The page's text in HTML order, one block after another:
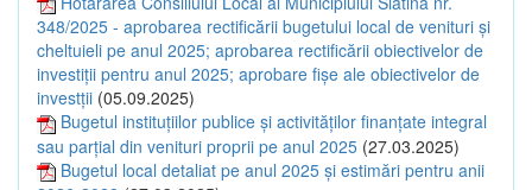
348/2025 - aprobarea rectificării bugetului local de venituri și
cheltuieli pe anul 2025; aprobarea rectificării obiectivelor de
investiții pentru anul 2025; aprobare fișe ale obiectivelor de
investții (05.09.2025)
Bugetul instituțiilor publice și activităților finanțate integral
sau parțial din venituri proprii pe anul 2025 (27.03.2025)
Bugetul local detaliat pe anul 2025 și estimări pentru anii